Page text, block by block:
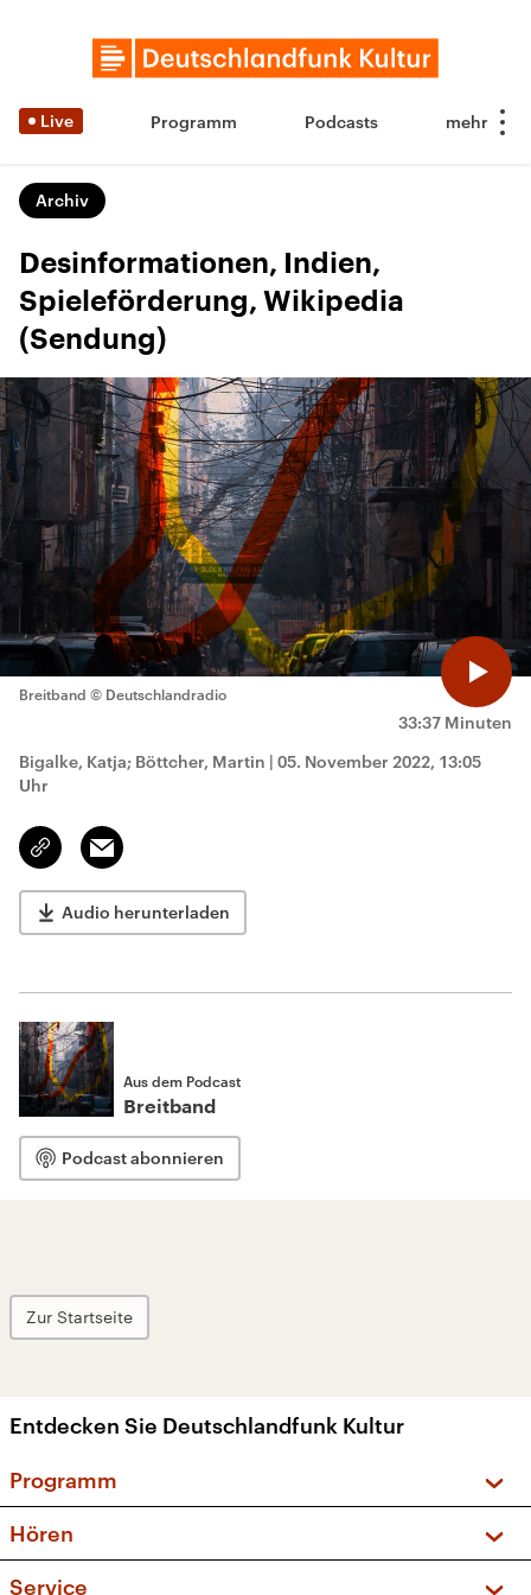
Live Programm Podcasts
Archiv
Desinformationen, Indien,
Spieleförderung, Wikipedia
(Sendung)
33:37 Minuten
Breitband © Deutschlandradio
Bigalke, Katja; Böttcher, Martin | 05. November 2022, 13:05
Uhr
Link
kopieren/teilen
Email
Audio herunterladen
Aus dem Podcast
Breitband
Podcast abonnieren
Zur Startseite
Entdecken Sie Deutschlandfunk Kultur
Programm
Sendungen und Podcasts
Hören
Service